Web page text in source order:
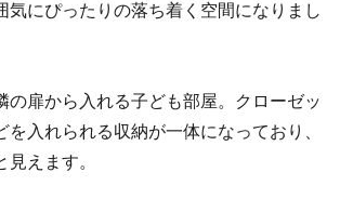
気にぴったりの落ち着く空間になりまし
の扉から入れる子ども部屋。クローゼッ
を入れられる収納が一体になっており、
えます。